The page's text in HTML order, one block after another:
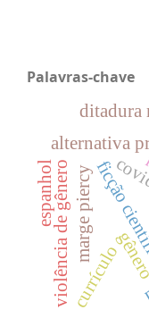
Palavras-chave
alternativa
ficção
marge piercy
ditadura
violência de gênerocurrículo
espanhol